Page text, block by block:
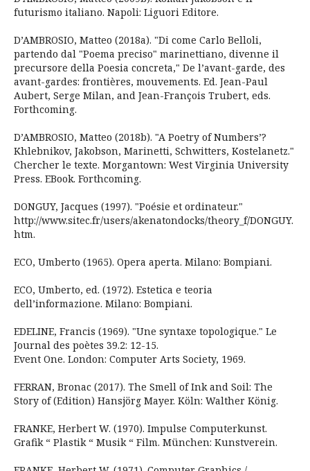
futurismo italiano. Napoli: Liguori Editore.
D’AMBROSIO, Matteo (2018a). "Di come Carlo Belloli,
partendo dal "Poema preciso" marinettiano, divenne il
precursore della Poesia concreta," De l’avant-garde, des
avant-gardes: frontières, mouvements. Ed. Jean-Paul
Aubert, Serge Milan, and Jean-François Trubert, eds.
Forthcoming.
D’AMBROSIO, Matteo (2018b). "A Poetry of Numbers’?
Khlebnikov, Jakobson, Marinetti, Schwitters, Kostelanetz."
Chercher le texte. Morgantown: West Virginia University
Press. EBook. Forthcoming.
DONGUY, Jacques (1997). "Poésie et ordinateur."
http://www.sitec.fr/users/akenatondocks/theory_f/DONGUY.
htm.
ECO, Umberto (1965). Opera aperta. Milano: Bompiani.
ECO, Umberto, ed. (1972). Estetica e teoria
dell’informazione. Milano: Bompiani.
EDELINE, Francis (1969). "Une syntaxe topologique." Le
Journal des poètes 39.2: 12-15.
Event One. London: Computer Arts Society, 1969.
FERRAN, Bronac (2017). The Smell of Ink and Soil: The
Story of (Edition) Hansjörg Mayer. Köln: Walther König.
FRANKE, Herbert W. (1970). Impulse Computerkunst.
Grafik “ Plastik “ Musik “ Film. München: Kunstverein.